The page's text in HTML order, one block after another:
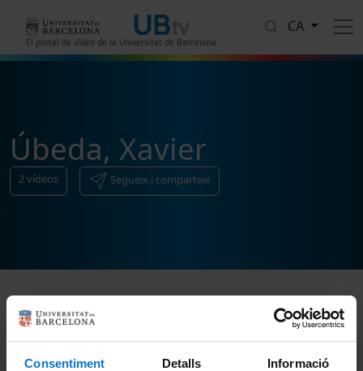
Consentiment Detalls Informació
El portal de vídeo de la Universitat de Barcelona
CA
Úbeda, Xavier
2vídeos Segueix i comparteix
Ordenar